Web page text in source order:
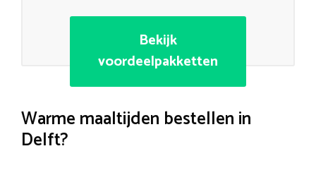
Bekijk
voordeelpakketten
Warme maaltijden bestellen in
Delft?